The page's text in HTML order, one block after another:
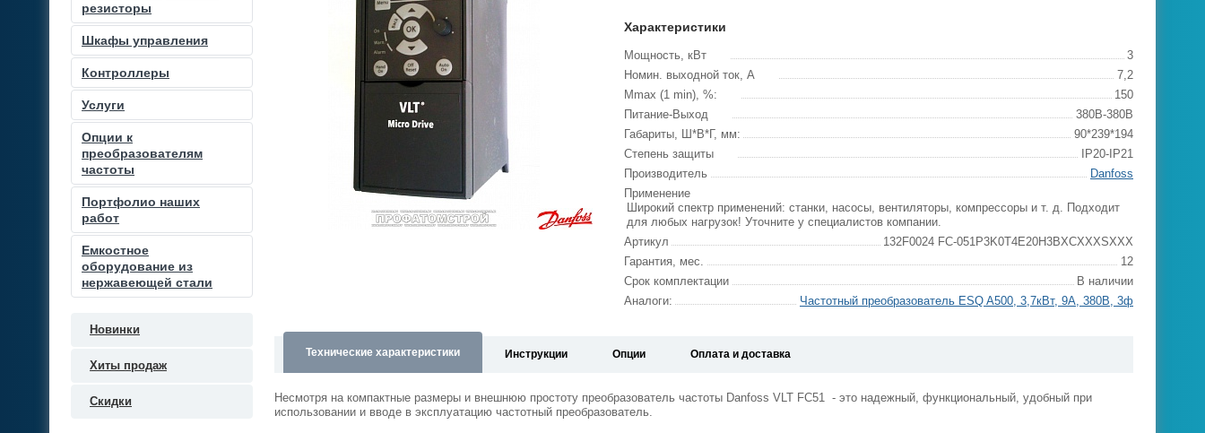
резисторы
Шкафы управления
Контроллеры
Услуги
Опции к
преобразователям
частоты
Портфолио наших
работ
Емкостное
оборудование из
нержавеющей стали
Новинки
Хиты продаж
Скидки
Характеристики
Мощность, кВт
3
Номин. выходной ток, А
7,2
Mmax (1 min), %:
150
Питание-Выход
380В-380В
Габариты, Ш*В*Г, мм:
90*239*194
Степень защиты
IP20-IP21
Производитель
Danfoss
Применение
Широкий спектр применений: станки, насосы, вентиляторы, компрессоры и т. д. Подходит
для любых нагрузок! Уточните у специалистов компании.
Артикул
132F0024 FC-051P3K0T4E20H3BXCXXXSXXX
Гарантия, мес.
12
Срок комплектации
В наличии
Аналоги:
Частотный преобразователь ESQ A500, 3,7кВт, 9А, 380В, 3ф
Технические характеристики Инструкции Опции Оплата и доставка
Несмотря на компактные размеры и внешнюю простоту преобразователь частоты Danfoss VLT FC51 - это надежный, функциональный, удобный при
использовании и вводе в эксплуатацию частотный преобразователь.